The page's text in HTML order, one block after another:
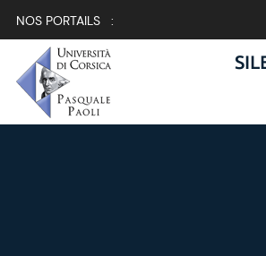
NOS PORTAILS :